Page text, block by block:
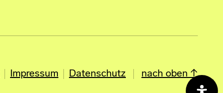
Impressum Datenschutz nach oben ↑